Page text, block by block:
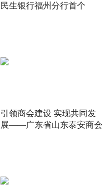
民生银行福州分行首个
引领商会建设 实现共同发
展——广东省山东泰安商会